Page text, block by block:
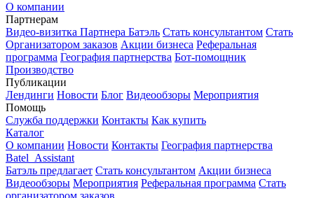
О компании
Партнерам
Видео-визитка Партнера Батэль Стать консультантом Стать
Организатором заказов Акции бизнеса Реферальная
программа География партнерства Бот-помощник
Производство
Публикации
Лендинги Новости Блог Видеообзоры Мероприятия
Помощь
Служба поддержки Контакты Как купить
Каталог
О компании Новости Контакты География партнерства
Batel_Assistant
Батэль предлагает Стать консультантом Акции бизнеса
Видеообзоры Мероприятия Реферальная программа Стать
организатором заказов